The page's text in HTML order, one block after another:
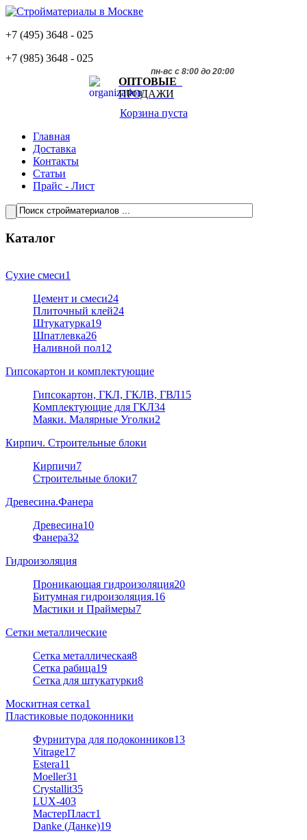
+7 (495) 3648 - 025
+7 (985) 3648 - 025
пн-вс с 8:00 до 20:00
ОПТОВЫЕ
ПРОДАЖИ
Корзина пуста
Главная
Доставка
Контакты
Статьи
Прайс - Лист
Каталог
Сухие смеси1
Цемент и смеси24
Плиточный клей24
Штукатурка19
Шпатлевка26
Наливной пол12
Гипсокартон и комплектующие
Гипсокартон, ГКЛ, ГКЛВ, ГВЛ15
Комплектующие для ГКЛ34
Маяки. Малярные Уголки2
Кирпич. Строительные блоки
Кирпичи7
Строительные блоки7
Древесина.Фанера
Древесина10
Фанера32
Гидроизоляция
Проникающая гидроизоляция20
Битумная гидроизоляция.16
Мастики и Праймеры7
Сетки металлические
Сетка металлическая8
Сетка рабица19
Сетка для штукатурки8
Москитная сетка1
Пластиковые подоконники
Фурнитура для подоконников13
Vitrage17
Estera11
Moeller31
Crystallit35
LUX-403
МастерПласт1
Danke (Данке)19